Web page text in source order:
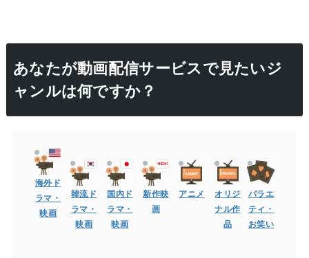
あなたが動画配信サービスで見たいジ
ャンルは何ですか？
海外ド
ラマ・
映画
韓流ド
ラマ・
映画
国内ド
ラマ・
映画
新作映
画
アニメ
オリジ
ナル作
品
バラエ
ティ・
お笑い